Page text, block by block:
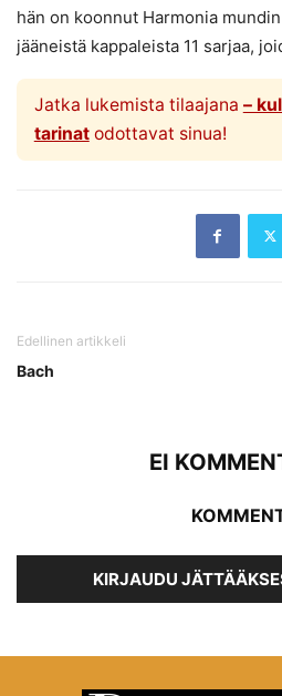
hän on koonnut Harmonia
jääneistä kappaleista 11 sarjaa,
Jatka lukemista tilaajana –
tarinatodottavat sinua!
Edellinen artikkeli
Bach
EI
KIRJAUDU